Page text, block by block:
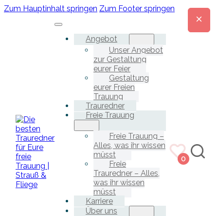
Zum Hauptinhalt springen Zum Footer springen
Angebot
Unser Angebot
zur Gestaltung
eurer Feier
Gestaltung
eurer Freien
Trauung
Trauredner
Freie Trauung
Freie Trauung –
Alles, was ihr wissen
müsst
Freie
Trauredner – Alles,
was ihr wissen
müsst
Karriere
Über uns
0